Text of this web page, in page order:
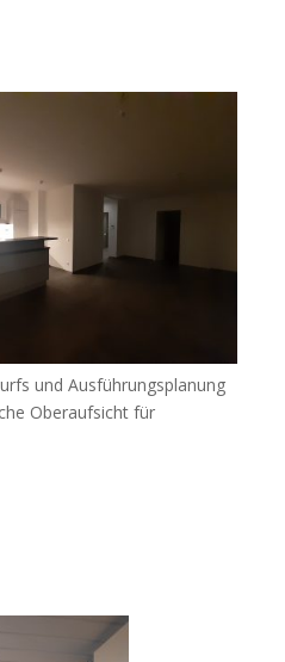
und Ausführungsplanung
Oberaufsicht für